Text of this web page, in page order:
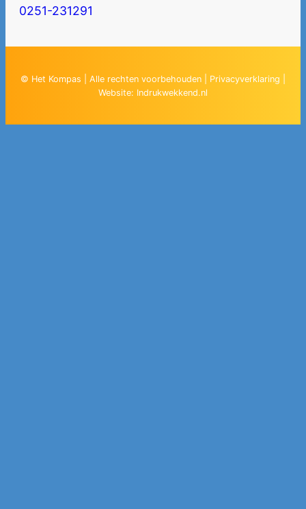
0251-231291
© Het Kompas | Alle rechten voorbehouden | Privacyverklaring
Website: Indrukwekkend.nl